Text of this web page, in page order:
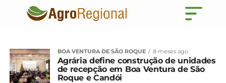
BOA VENTURA DE SÃO ROQUE 8 meses ago
Agrária define construção de unidades
de recepção em Boa Ventura de São
Roque e Candói